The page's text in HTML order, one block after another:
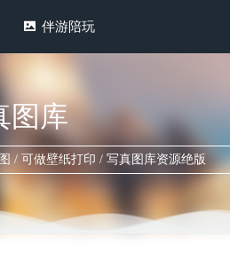
伴游陪玩
图库
/ 可做壁纸打印 / 写真图库资源绝版